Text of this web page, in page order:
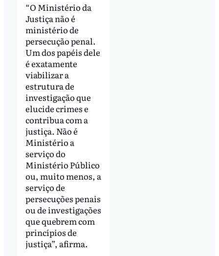
“O Ministério da
Justiça não é
ministério de
persecução penal.
Um dos papéis dele
é exatamente
viabilizar a
estrutura de
investigação que
elucide crimes e
contribua com a
justiça. Não é
Ministério a
serviço do
Ministério Público
ou, muito menos, a
serviço de
persecuções penais
ou de investigações
que quebrem com
princípios de
justiça”, afirma.